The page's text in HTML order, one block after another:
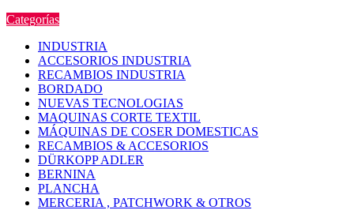
Categorías
INDUSTRIA
ACCESORIOS INDUSTRIA
RECAMBIOS INDUSTRIA
BORDADO
NUEVAS TECNOLOGIAS
MAQUINAS CORTE TEXTIL
MÁQUINAS DE COSER DOMESTICAS
RECAMBIOS & ACCESORIOS
DÜRKOPP ADLER
BERNINA
PLANCHA
MERCERIA , PATCHWORK & OTROS